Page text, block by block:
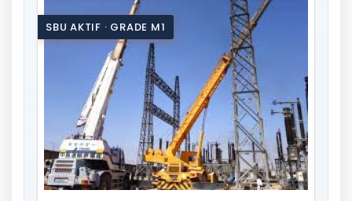
SBU AKTIF · GRADE M1